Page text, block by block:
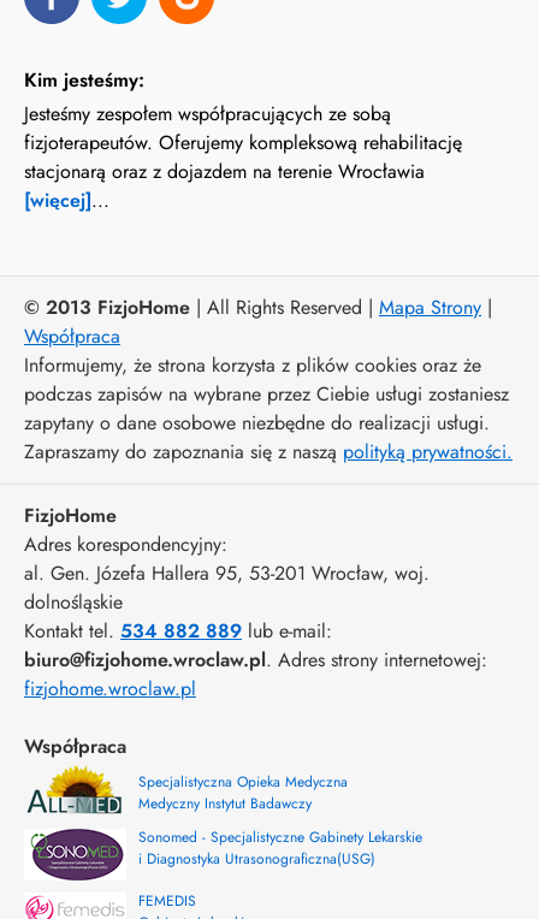
Kim jesteśmy:
Jesteśmy zespołem współpracujących ze sobą
fizjoterapeutów. Oferujemy kompleksową rehabilitację
stacjonarą oraz z dojazdem na terenie Wrocławia
[więcej]...
© 2013 FizjoHome | All Rights Reserved | Mapa Strony |
Współpraca
Informujemy, że strona korzysta z plików cookies oraz że
podczas zapisów na wybrane przez Ciebie usługi zostaniesz
zapytany o dane osobowe niezbędne do realizacji usługi.
Zapraszamy do zapoznania się z naszą polityką prywatności.
FizjoHome
Adres korespondencyjny:
al. Gen. Józefa Hallera 95, 53-201 Wrocław, woj.
dolnośląskie
Kontakt tel. 534 882 889 lub e-mail:
biuro@fizjohome.wroclaw.pl. Adres strony internetowej:
fizjohome.wroclaw.pl
Współpraca
Specjalistyczna Opieka Medyczna
Medyczny Instytut Badawczy
Sonomed - Specjalistyczne Gabinety Lekarskie
i Diagnostyka Utrasonograficzna(USG)
FEMEDIS